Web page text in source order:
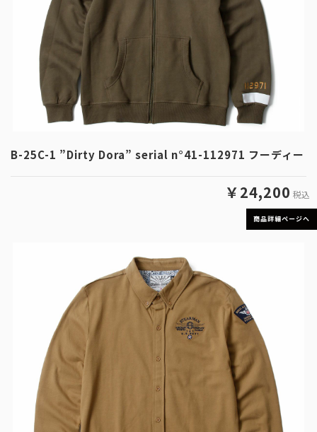
B-25C-1 ”Dirty Dora” serial n°41-112971 フーディー
￥24,200 税込
商品詳細ページへ